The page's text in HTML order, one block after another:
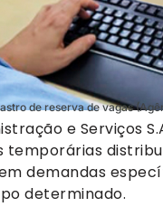
de reserva de vagas
e Serviços
demandas
determinado.